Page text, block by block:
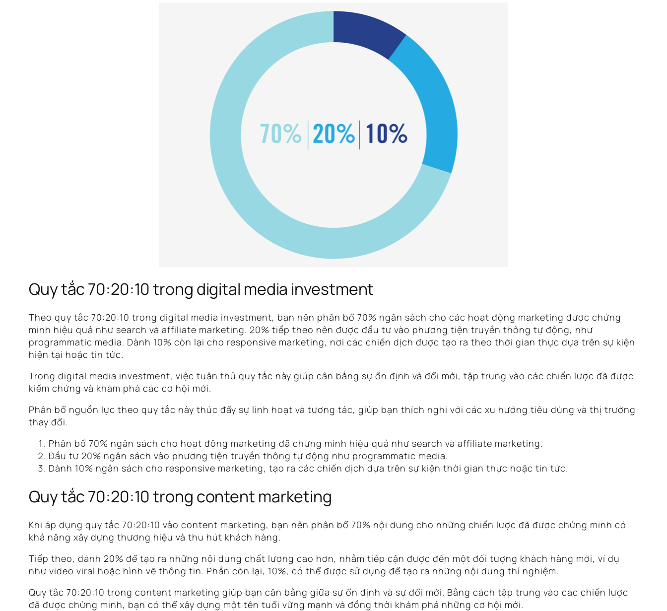
Quy tắc 70:20:10 trong digital media investment
Theo quy tắc 70:20:10 trong digital media investment, bạn nên phân bổ 70% ngân sách cho các hoạt động marketing được chứng
minh hiệu quả như search và affiliate marketing. 20% tiếp theo nên được đầu tư vào phương tiện truyền thông tự động, như
programmatic media. Dành 10% còn lại cho responsive marketing, nơi các chiến dịch được tạo ra theo thời gian thực dựa trên sự kiện
hiện tại hoặc tin tức.
Trong digital media investment, việc tuân thủ quy tắc này giúp cân bằng sự ổn định và đổi mới, tập trung vào các chiến lược đã được
kiểm chứng và khám phá các cơ hội mới.
Phân bổ nguồn lực theo quy tắc này thúc đẩy sự linh hoạt và tương tác, giúp bạn thích nghi với các xu hướng tiêu dùng và thị trường
thay đổi.
Phân bổ 70% ngân sách cho hoạt động marketing đã chứng minh hiệu quả như search và affiliate marketing.
Đầu tư 20% ngân sách vào phương tiện truyền thông tự động như programmatic media.
Dành 10% ngân sách cho responsive marketing, tạo ra các chiến dịch dựa trên sự kiện thời gian thực hoặc tin tức.
Quy tắc 70:20:10 trong content marketing
Khi áp dụng quy tắc 70:20:10 vào content marketing, bạn nên phân bổ 70% nội dung cho những chiến lược đã được chứng minh có
khả năng xây dựng thương hiệu và thu hút khách hàng.
Tiếp theo, dành 20% để tạo ra những nội dung chất lượng cao hơn, nhằm tiếp cận được đến một đối tượng khách hàng mới, ví dụ
như video viral hoặc hình vẽ thông tin. Phần còn lại, 10%, có thể được sử dụng để tạo ra những nội dung thí nghiệm.
Quy tắc 70:20:10 trong content marketing giúp bạn cân bằng giữa sự ổn định và sự đổi mới. Bằng cách tập trung vào các chiến lược
đã được chứng minh, bạn có thể xây dựng một tên tuổi vững mạnh và đồng thời khám phá những cơ hội mới.